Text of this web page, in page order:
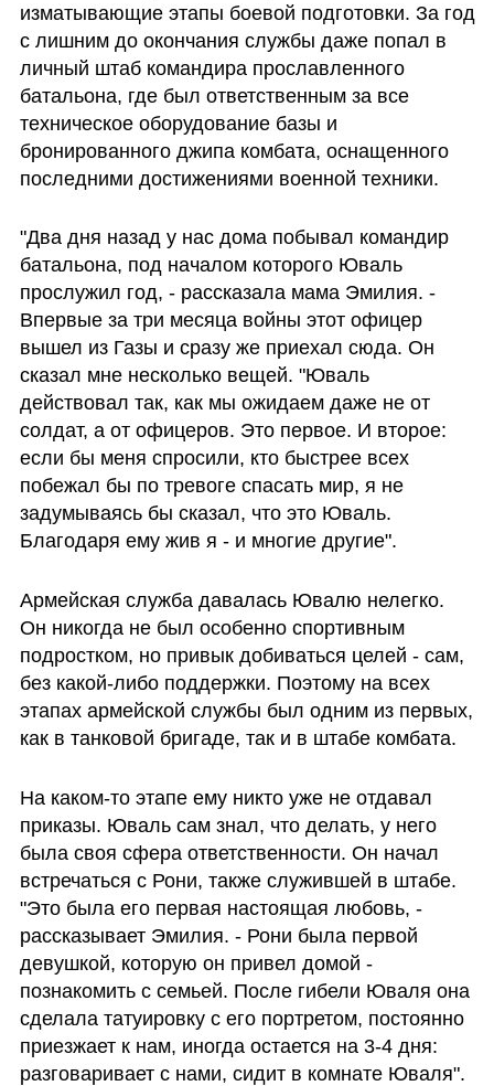
изматывающие этапы боевой подготовки. За год
с лишним до окончания службы даже попал в
личный штаб командира прославленного
батальона, где был ответственным за все
техническое оборудование базы и
бронированного джипа комбата, оснащенного
последними достижениями военной техники.
"Два дня назад у нас дома побывал командир
батальона, под началом которого Юваль
прослужил год, - рассказала мама Эмилия. -
Впервые за три месяца войны этот офицер
вышел из Газы и сразу же приехал сюда. Он
сказал мне несколько вещей. "Юваль
действовал так, как мы ожидаем даже не от
солдат, а от офицеров. Это первое. И второе:
если бы меня спросили, кто быстрее всех
побежал бы по тревоге спасать мир, я не
задумываясь бы сказал, что это Юваль.
Благодаря ему жив я - и многие другие".
Армейская служба давалась Ювалю нелегко.
Он никогда не был особенно спортивным
подростком, но привык добиваться целей - сам,
без какой-либо поддержки. Поэтому на всех
этапах армейской службы был одним из первых,
как в танковой бригаде, так и в штабе комбата.
На каком-то этапе ему никто уже не отдавал
приказы. Юваль сам знал, что делать, у него
была своя сфера ответственности. Он начал
встречаться с Рони, также служившей в штабе.
"Это была его первая настоящая любовь, -
рассказывает Эмилия. - Рони была первой
девушкой, которую он привел домой -
познакомить с семьей. После гибели Юваля она
сделала татуировку с его портретом, постоянно
приезжает к нам, иногда остается на 3-4 дня:
разговаривает с нами, сидит в комнате Юваля".